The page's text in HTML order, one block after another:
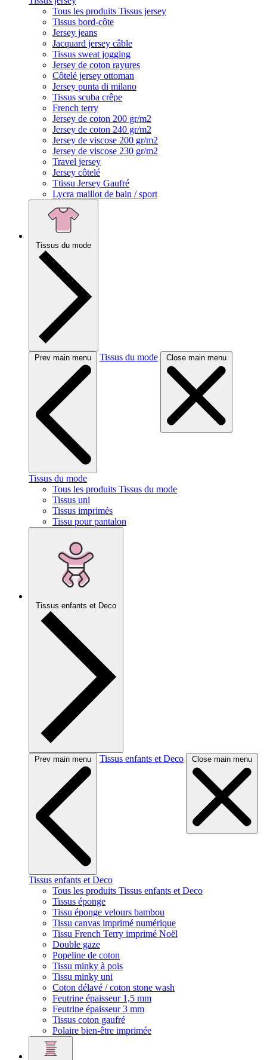
Tous les produits Tissus jersey
Tissus bord-côte
Jersey jeans
Jacquard jersey câble
Tissus sweat jogging
Jersey de coton rayures
Côtelé jersey ottoman
Jersey punta di milano
Tissus scuba crêpe
French terry
Jersey de coton 200 gr/m2
Jersey de coton 240 gr/m2
Jersey de viscose 200 gr/m2
Jersey de viscose 230 gr/m2
Travel jersey
Jersey côtelé
Ttissu Jersey Gaufré
Lycra maillot de bain / sport
Tissus du mode
Prev main menu Tissus du mode Close main menu
Tissus du mode
Tous les produits Tissus du mode
Tissus uni
Tissus imprimés
Tissu pour pantalon
Tissus enfants et Deco
Prev main menu Tissus enfants et Deco Close main menu
Tissus enfants et Deco
Tous les produits Tissus enfants et Deco
Tissus éponge
Tissu éponge velours bambou
Tissu canvas imprimé numérique
Tissu French Terry imprimé Noël
Double gaze
Popeline de coton
Tissu minky à pois
Tissu minky uni
Coton délavé / coton stone wash
Feutrine épaisseur 1,5 mm
Feutrine épaisseur 3 mm
Tissus coton gaufré
Polaire bien-être imprimée